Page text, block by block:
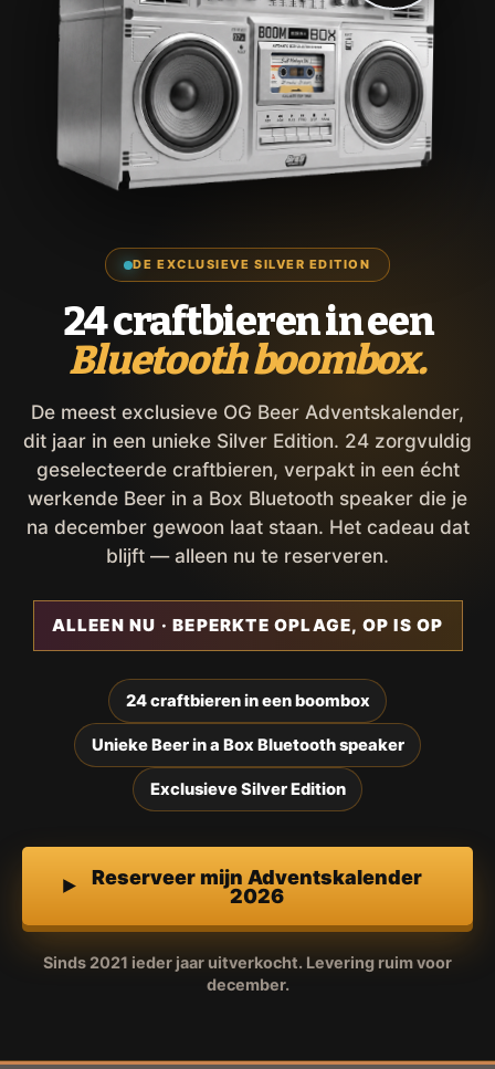
DE EXCLUSIEVE SILVER EDITION
24 craftbieren in een
Bluetooth boombox.
De meest exclusieve OG Beer Adventskalender,
dit jaar in een unieke Silver Edition. 24 zorgvuldig
geselecteerde craftbieren, verpakt in een écht
werkende Beer in a Box Bluetooth speaker die je
na december gewoon laat staan. Het cadeau dat
blijft — alleen nu te reserveren.
ALLEEN NU · BEPERKTE OPLAGE, OP IS OP
24 craftbieren in een boombox
Unieke Beer in a Box Bluetooth speaker
Exclusieve Silver Edition
Reserveer mijn Adventskalender
2026
Sinds 2021 ieder jaar uitverkocht. Levering ruim voor
december.